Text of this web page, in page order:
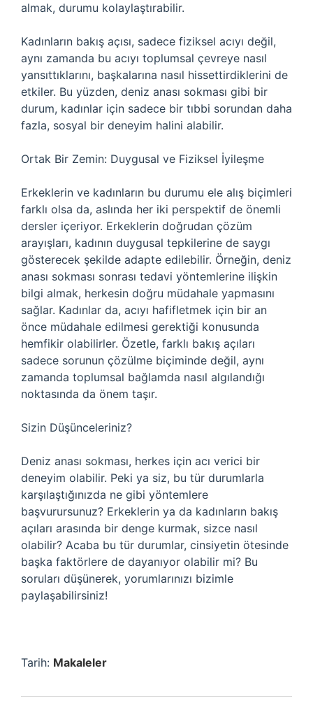
almak, durumu kolaylaştırabilir.
Kadınların bakış açısı, sadece fiziksel acıyı değil,
aynı zamanda bu acıyı toplumsal çevreye nasıl
yansıttıklarını, başkalarına nasıl hissettirdiklerini de
etkiler. Bu yüzden, deniz anası sokması gibi bir
durum, kadınlar için sadece bir tıbbi sorundan daha
fazla, sosyal bir deneyim halini alabilir.
Ortak Bir Zemin: Duygusal ve Fiziksel İyileşme
Erkeklerin ve kadınların bu durumu ele alış biçimleri
farklı olsa da, aslında her iki perspektif de önemli
dersler içeriyor. Erkeklerin doğrudan çözüm
arayışları, kadının duygusal tepkilerine de saygı
gösterecek şekilde adapte edilebilir. Örneğin, deniz
anası sokması sonrası tedavi yöntemlerine ilişkin
bilgi almak, herkesin doğru müdahale yapmasını
sağlar. Kadınlar da, acıyı hafifletmek için bir an
önce müdahale edilmesi gerektiği konusunda
hemfikir olabilirler. Özetle, farklı bakış açıları
sadece sorunun çözülme biçiminde değil, aynı
zamanda toplumsal bağlamda nasıl algılandığı
noktasında da önem taşır.
Sizin Düşünceleriniz?
Deniz anası sokması, herkes için acı verici bir
deneyim olabilir. Peki ya siz, bu tür durumlarla
karşılaştığınızda ne gibi yöntemlere
başvurursunuz? Erkeklerin ya da kadınların bakış
açıları arasında bir denge kurmak, sizce nasıl
olabilir? Acaba bu tür durumlar, cinsiyetin ötesinde
başka faktörlere de dayanıyor olabilir mi? Bu
soruları düşünerek, yorumlarınızı bizimle
paylaşabilirsiniz!
Tarih: Makaleler